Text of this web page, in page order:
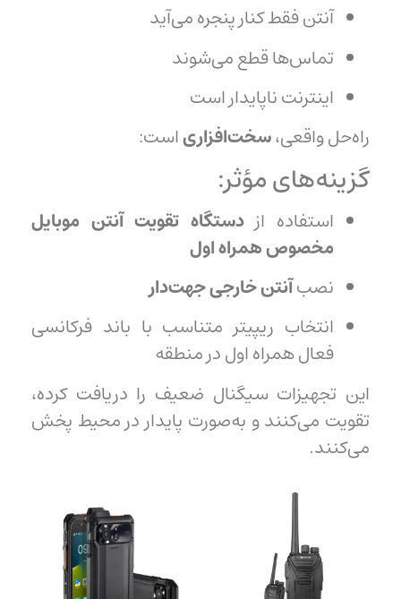
آنتن فقط کنار پنجره می‌آید
تماس‌ها قطع می‌شوند
اینترنت ناپایدار است
راه‌حل واقعی،سخت‌افزاریاست:
گزینه‌های مؤثر:
استفاده ازدستگاه تقویت آنتن موبایل
مخصوص همراه اول
نصبآنتن خارجی جهت‌دار
انتخاب ریپیتر متناسب با باند فرکانسی
فعال همراه اول در منطقه
این تجهیزات سیگنال ضعیف را دریافت کرده،
تقویت می‌کنند و به‌صورت پایدار در محیط پخش
می‌کنند.